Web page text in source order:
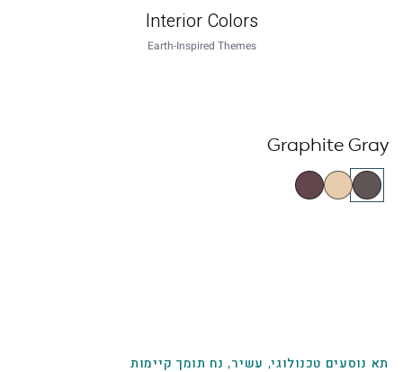
Interior Colors
Earth-Inspired Themes
Graphite Gray
תא נוסעים טכנולוגי, עשיר, נח תומך קיימות